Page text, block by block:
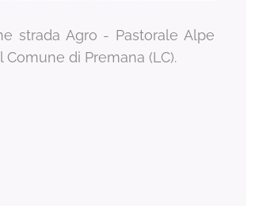
strada Agro - Pastorale Alpe
Comune di Premana (LC).